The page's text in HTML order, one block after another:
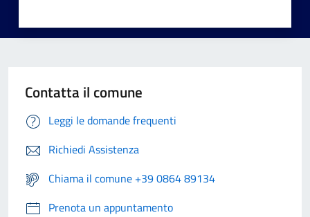
Contatta il comune
Leggi le domande frequenti
Richiedi Assistenza
Chiama il comune +39 0864 89134
Prenota un appuntamento